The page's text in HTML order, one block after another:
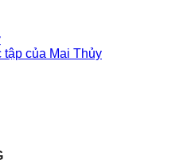
của Mai Thủy